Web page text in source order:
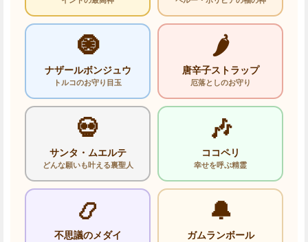
🧿
ナザールボンジュウ
トルコのお守り目玉
🌶️
唐辛子ストラップ
厄落としのお守り
💀
サンタ・ムエルテ
どんな願いも叶える裏聖人
🎶
ココペリ
幸せを呼ぶ精霊
📿
不思議のメダイ
🔔
ガムランボール